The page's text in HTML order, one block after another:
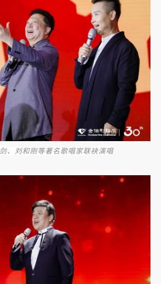
、刘和刚等著名歌唱家联袂演唱